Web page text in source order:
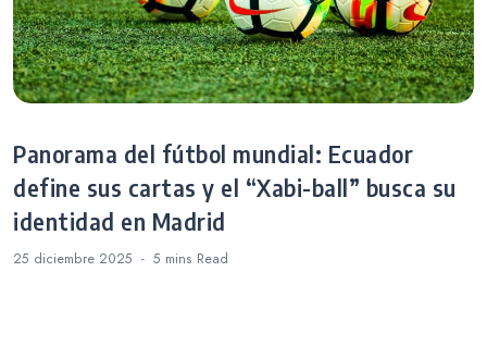
Panorama del fútbol mundial: Ecuador
define sus cartas y el “Xabi-ball” busca su
identidad en Madrid
25 diciembre 2025 5 mins Read